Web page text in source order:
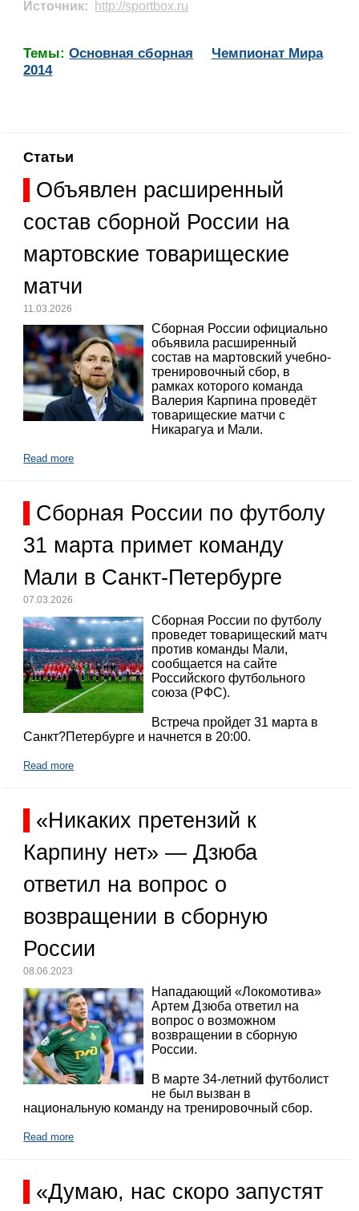
Источник: http://sportbox.ru
Темы:Основная сборная
Чемпионат Мира
2014
Статьи
Объявлен расширенный
состав сборной России на
мартовские товарищеские
матчи
11.03.2026
Сборная России официально
объявила расширенный
состав на мартовский учебно-
тренировочный сбор, в
рамках которого команда
Валерия Карпина проведёт
товарищеские матчи с
Никарагуа и Мали.
Read more
Сборная России по футболу
31 марта примет команду
Мали в Санкт-Петербурге
07.03.2026
Сборная России по футболу
проведет товарищеский матч
против команды Мали,
сообщается на сайте
Российского футбольного
союза (РФС).
Встреча пройдет 31 марта в
Санкт?Петербурге и начнется в 20:00.
Read more
«Никаких претензий к
Карпину нет» — Дзюба
ответил на вопрос о
возвращении в сборную
России
08.06.2023
Нападающий «Локомотива»
Артем Дзюба ответил на
вопрос о возможном
возвращении в сборную
России.
В марте 34-летний футболист
не был вызван в
национальную команду на тренировочный сбор.
Read more
«Думаю, нас скоро запустят